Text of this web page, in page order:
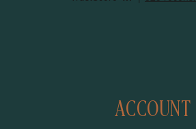
ACCOUNT